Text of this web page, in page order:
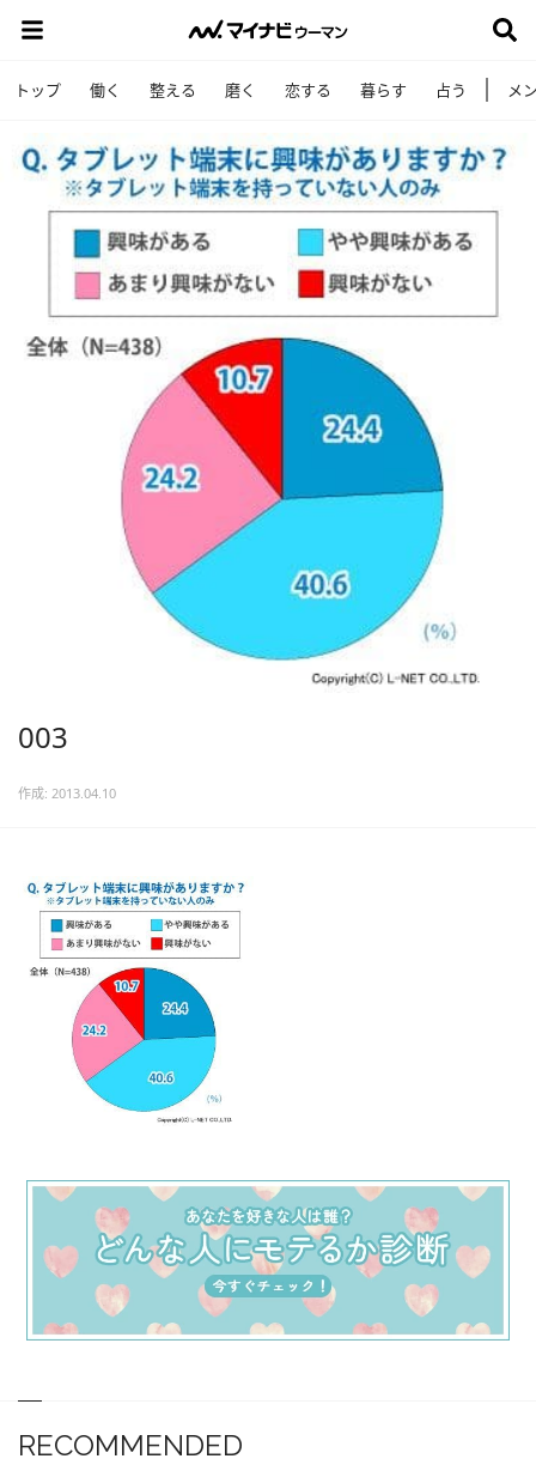
トップ 働く 整える 磨く 恋する 暮らす 占う メ
003
作成: 2013.04.10
RECOMMENDED